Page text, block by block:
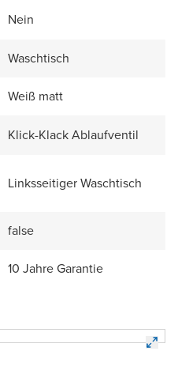
Nein
Waschtisch
Weiß matt
Klick-Klack Ablaufventil
Linksseitiger Waschtisch
false
10 Jahre Garantie